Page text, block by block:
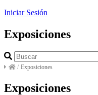
Iniciar Sesión
Exposiciones
/ Exposiciones
Exposiciones